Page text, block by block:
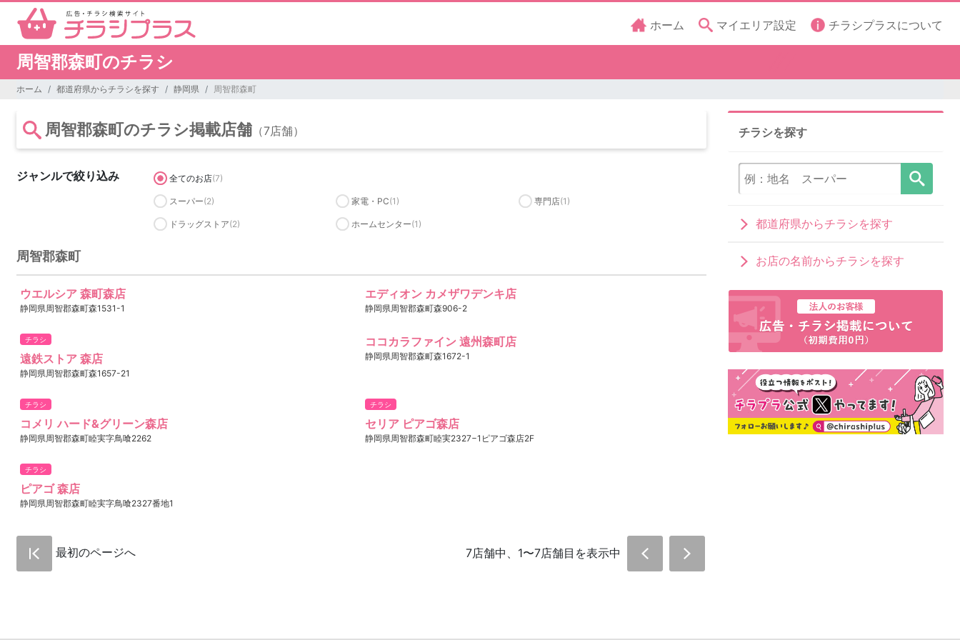
ホーム マイエリア設定 チラシプラスについて
周智郡森町のチラシ
ホーム 都道府県からチラシを探す 静岡県 周智郡森町
周智郡森町のチラシ掲載店舗 （7店舗）
ジャンルで絞り込み 全てのお店(7)
スーパー(2) 家電・PC(1) 専門店(1)
ドラッグストア(2) ホームセンター(1)
周智郡森町
ウエルシア 森町森店
静岡県周智郡森町森1531-1
エディオン カメザワデンキ店
静岡県周智郡森町森906-2
チラシ
遠鉄ストア 森店
静岡県周智郡森町森1657-21
ココカラファイン 遠州森町店
静岡県周智郡森町森1672-1
チラシ
コメリ ハード&グリーン森店
静岡県周智郡森町睦実字鳥喰2262
チラシ
セリア ピアゴ森店
静岡県周智郡森町睦実2327−1ピアゴ森店2F
チラシ
ピアゴ 森店
静岡県周智郡森町睦実字鳥喰2327番地1
最初のページへ 7店舗中、1〜7店舗目を表示中
チラシを探す
都道府県からチラシを探す
お店の名前からチラシを探す